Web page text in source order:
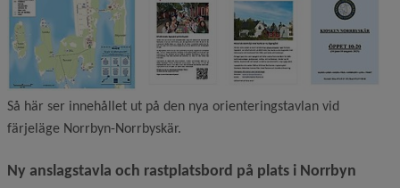
Så här ser innehållet ut på den nya orienteringstavlan vid
färjeläge Norrbyn-Norrbyskär.
Ny anslagstavla och rastplatsbord på plats i Norrbyn